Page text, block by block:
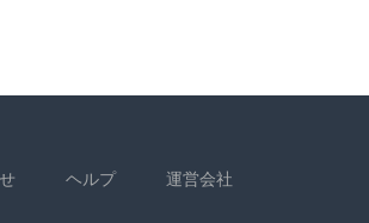
ヘルプ 運営会社